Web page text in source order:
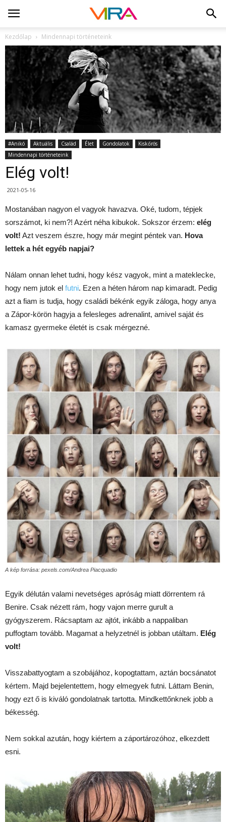
Kezdőlap Mindennapi történeteink
#Anikó Aktuális Család Élet Gondolatok
Kiskőrös
Mindennapi történeteink
Elég volt!
2021-05-16
Mostanában nagyon el vagyok havazva. Oké, tudom, tépjek
sorszámot, ki nem?! Azért néha kibukok. Sokszor érzem: elég
volt! Azt veszem észre, hogy már megint péntek van. Hova
lettek a hét egyéb napjai?
Nálam onnan lehet tudni, hogy kész vagyok, mint a mateklecke,
hogy nem jutok el futni. Ezen a héten három nap kimaradt. Pedig
azt a fiam is tudja, hogy családi békénk egyik záloga, hogy anya
a Zápor-körön hagyja a felesleges adrenalint, amivel saját és
kamasz gyermeke életét is csak mérgezné.
A kép forrása: pexels.com/Andrea Piacquadio
Egyik délután valami nevetséges apróság miatt dörrentem rá
Benire. Csak nézett rám, hogy vajon merre gurult a
gyógyszerem. Rácsaptam az ajtót, inkább a nappaliban
puffogtam tovább. Magamat a helyzetnél is jobban utáltam. Elég
volt!
Visszabattyogtam a szobájához, kopogtattam, aztán bocsánatot
kértem. Majd bejelentettem, hogy elmegyek futni. Láttam Benin,
hogy ezt ő is kiváló gondolatnak tartotta. Mindkettőnknek jobb a
békesség.
Nem sokkal azután, hogy kiértem a záportározóhoz, elkezdett
esni.